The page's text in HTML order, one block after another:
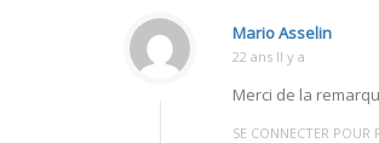
Mario Asselin
22 ans Il y a
Merci de la
SE CONNECTER POUR